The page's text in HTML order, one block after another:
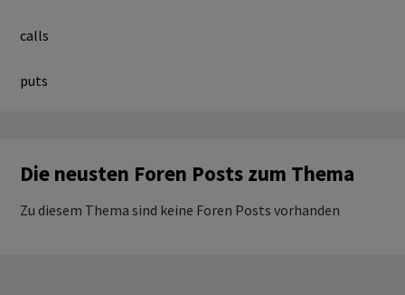
calls
puts
Die neusten Foren Posts zum Thema
Zu diesem Thema sind keine Foren Posts vorhanden